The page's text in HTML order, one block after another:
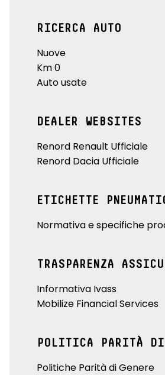
RICERCA AUTO
Nuove
Km 0
Auto usate
DEALER WEBSITES
Renord Renault Ufficiale
Renord Dacia Ufficiale
ETICHETTE
Normativa e specifiche
TRASPARENZA
Informativa Ivass
Mobilize Financial Services
POLITICA PARITÀ DI
Politiche Parità di Genere